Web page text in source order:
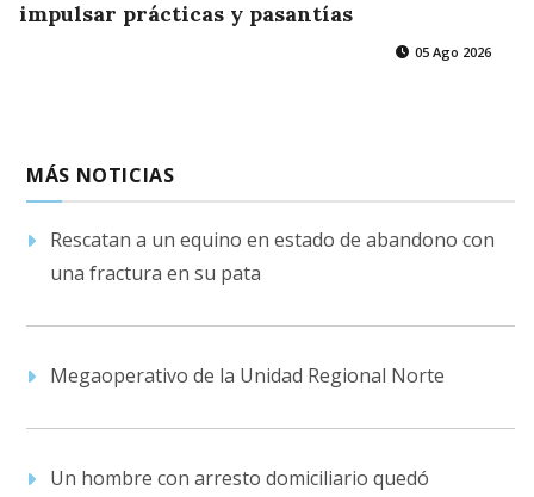
impulsar prácticas y pasantías
05 Ago 2026
MÁS NOTICIAS
Rescatan a un equino en estado de abandono con
una fractura en su pata
Megaoperativo de la Unidad Regional Norte
Un hombre con arresto domiciliario quedó